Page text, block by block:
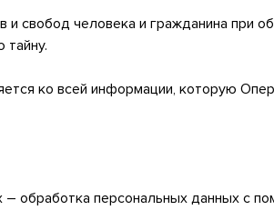
свобод человека и гражданина при
тайну.
ко всей информации, которую
– обработка персональных данных с